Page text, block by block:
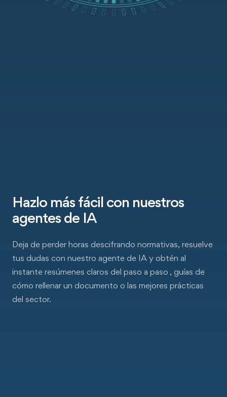
Hazlo más fácil con nuestros
agentes de IA
Deja de perder horas descifrando normativas, resuelve
tus dudas con nuestro agente de IA y obtén al
instante resúmenes claros del paso a paso , guías de
cómo rellenar un documento o las mejores prácticas
del sector.